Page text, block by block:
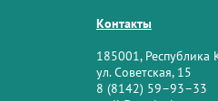
Контакты
185001, Республика
ул. Советская, 15
8 (8142) 59–93–33